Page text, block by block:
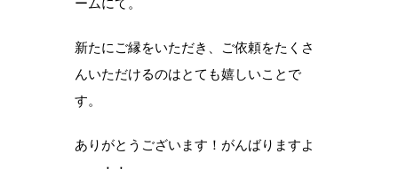
ームにて。
新たにご縁をいただき、ご依頼をたくさ
んいただけるのはとても嬉しいことで
す。
ありがとうございます！がんばりますよ